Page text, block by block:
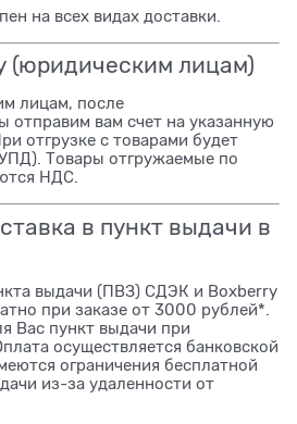
на всех видах доставки.
(юридическим лицам)
лицам, после
отправим вам счет на указанную
отгрузке с товарами будет
Товары отгружаемые по
НДС.
в пункт выдачи в
выдачи (ПВЗ) СДЭК и Boxberry
при заказе от 3000 рублей*.
Вас пункт выдачи при
осуществляется банковской
ограничения бесплатной
из-за удаленности от